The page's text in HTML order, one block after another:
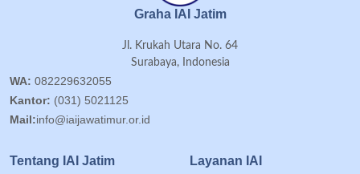
Graha IAI Jatim
Jl. Krukah Utara No. 64
Surabaya, Indonesia
WA: 082229632055
Kantor: (031) 5021125
Mail:info@iaijawatimur.or.id
Tentang IAI Jatim Layanan IAI